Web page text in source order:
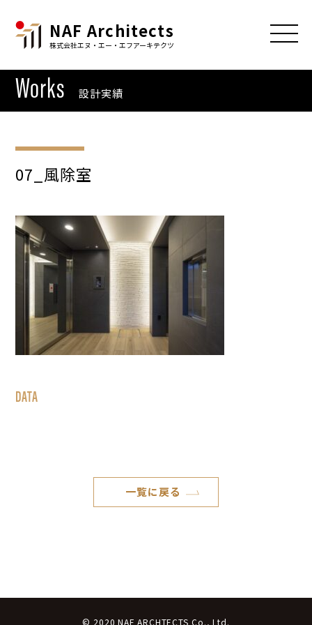
NAF Architects
株式会社エヌ・エー・エフアーキテクツ
Works 設計実績
07_風除室
DATA
一覧に戻る
© 2020 NAF ARCHTECTS Co., Ltd.